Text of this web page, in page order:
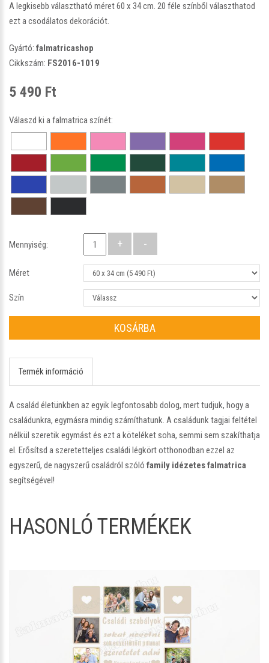
A legkisebb választható méret 60 x 34 cm. 20 féle színből választhatod
ezt a csodálatos dekorációt.
Gyártó: falmatricashop
Cikkszám: FS2016-1019
5 490 Ft
Válaszd ki a falmatrica színét:
Mennyiség:
Méret
Szín
KOSÁRBA
Termék információ
A család életünkben az egyik legfontosabb dolog, mert tudjuk, hogy a
családunkra, egymásra mindig számíthatunk. A családunk tagjai feltétel
nélkül szeretik egymást és ezt a köteléket soha, semmi sem szakíthatja
el. Erősítsd a szeretetteljes családi légkört otthonodban ezzel az
egyszerű, de nagyszerű családról szóló family idézetes falmatrica
segítségével!
HASONLÓ TERMÉKEK